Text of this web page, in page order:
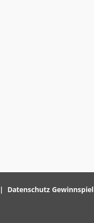
Datenschutz Gewinnspiel